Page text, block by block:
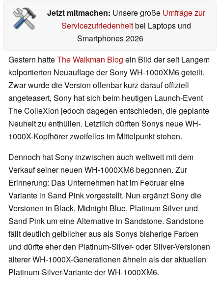
Jetzt mitmachen: Unsere große Umfrage zur
Servicezufriedenheitbei Laptops und
Smartphones 2026
Gestern hatteThe Walkman Blog ein Bild der seit Langem
kolportierten Neuauflage der Sony WH-1000XM6 geteilt.
Zwar wurde die Version offenbar kurz darauf offiziell
angeteasert, Sony hat sich beim heutigen Launch-Event
The ColleXion jedoch dagegen entschieden, die geplante
Neuheit zu enthüllen. Letztlich dürften Sonys neue WH-
1000X-Kopfhörer zweifellos im Mittelpunkt stehen.
Dennoch hat Sony inzwischen auch weltweit mit dem
Verkauf seiner neuen WH-1000XM6 begonnen. Zur
Erinnerung: Das Unternehmen hat im Februar eine
Variante in Sand Pink vorgestellt. Nun ergänzt Sony die
Versionen in Black, Midnight Blue, Platinum Silver und
Sand Pink um eine Alternative in Sandstone. Sandstone
fällt deutlich gelblicher aus als Sonys bisherige Farben
und dürfte eher den Platinum-Silver- oder Silver-Versionen
älterer WH-1000X-Generationen ähneln als der aktuellen
Platinum-Silver-Variante der WH-1000XM6.